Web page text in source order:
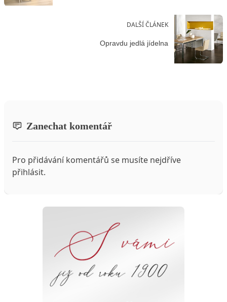
DALŠÍ ČLÁNEK
Opravdu jedlá jídelna
Zanechat komentář
Pro přidávání komentářů se musíte nejdříve
přihlásit.